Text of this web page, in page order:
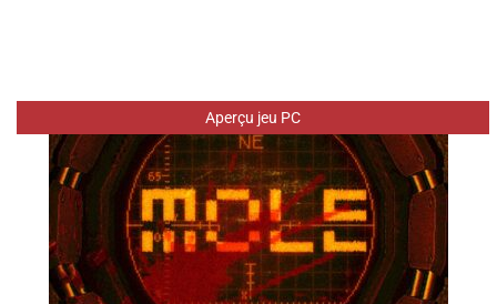
Aperçu jeu PC